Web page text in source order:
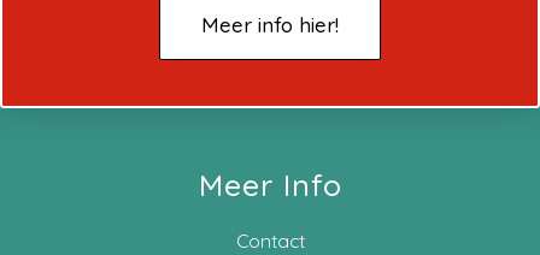
Meer info hier!
Meer Info
Contact